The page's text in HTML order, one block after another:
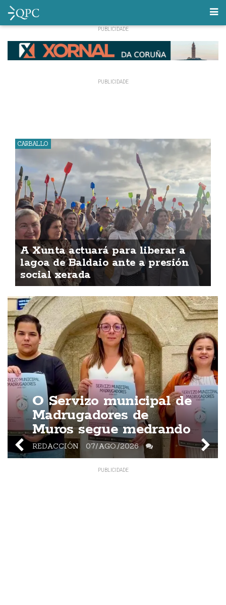
CARBALLO
A Xunta actuará para liberar a
lagoa de Baldaio ante a presión
social xerada
O Servizo municipal de
Madrugadores de
Muros segue medrando
REDACCIÓN 07/AGO./2026
As solicitudes poden presentarse
do 3 ao 21 de agosto e o servizo